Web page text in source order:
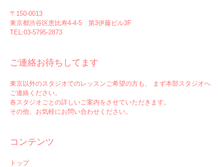
〒150-0013
東京都渋谷区恵比寿4-4-5 第3伊藤ビル3F
TEL:03-5795-2873
ご連絡お待ちしてます
東京以外のスタジオでのレッスンご希望の方も、 まず本部スタジオへ
ご連絡ください。
各スタジオごとの詳しいご案内をさせていただきます。
その他、お気軽にお問い合わせください。
コンテンツ
トップ